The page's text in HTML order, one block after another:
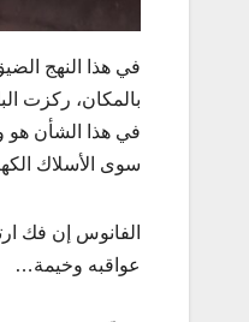
في هذا الشأن هو
سوى الأسلاك
الفانوس إن فك
عواقبه وخيمة…